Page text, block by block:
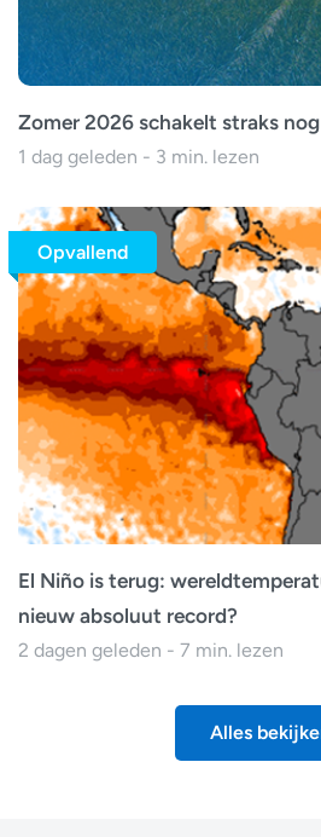
Zomer 2026 schakelt straks
1 dag geleden - 3 min. lezen
Opvallend
El Niño is terug:
nieuw absoluut record?
2 dagen geleden - 7 min. lezen
Alles